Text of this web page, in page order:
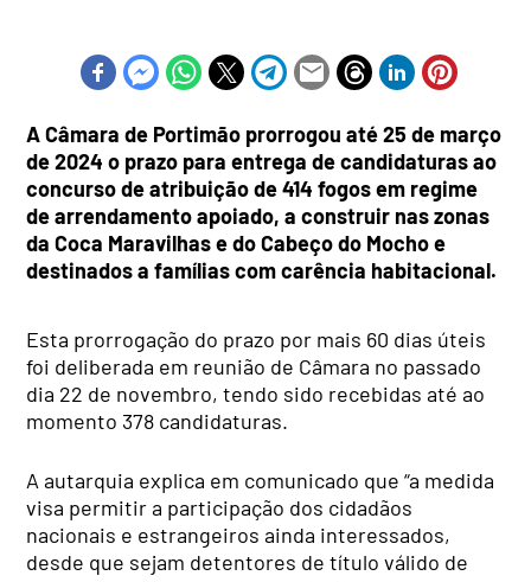
A Câmara de Portimão prorrogou até 25 de março
de 2024 o prazo para entrega de candidaturas ao
concurso de atribuição de 414 fogos em regime
de arrendamento apoiado, a construir nas zonas
da Coca Maravilhas e do Cabeço do Mocho e
destinados a famílias com carência habitacional.
Esta prorrogação do prazo por mais 60 dias úteis
foi deliberada em reunião de Câmara no passado
dia 22 de novembro, tendo sido recebidas até ao
momento 378 candidaturas.
A autarquia explica em comunicado que “a medida
visa permitir a participação dos cidadãos
nacionais e estrangeiros ainda interessados,
desde que sejam detentores de título válido de